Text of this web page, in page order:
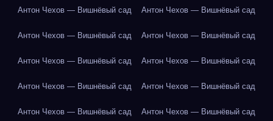
Антон Чехов — Вишнёвый сад Антон Чехов — Вишнёвый сад
Антон Чехов — Вишнёвый сад Антон Чехов — Вишнёвый сад
Антон Чехов — Вишнёвый сад Антон Чехов — Вишнёвый сад
Антон Чехов — Вишнёвый сад Антон Чехов — Вишнёвый сад
Антон Чехов — Вишнёвый сад Антон Чехов — Вишнёвый сад